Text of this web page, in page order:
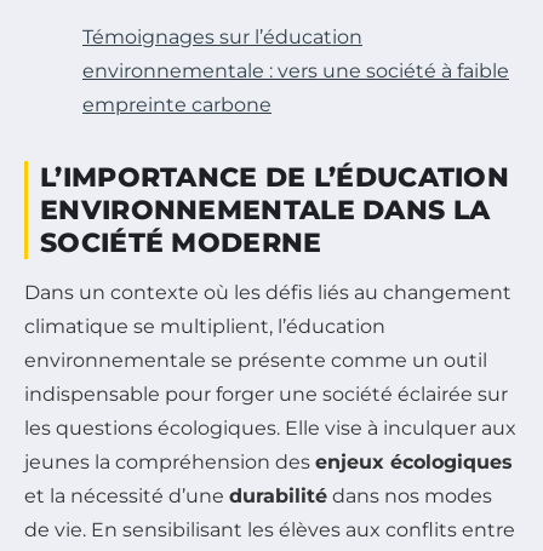
Témoignages sur l’éducation
environnementale : vers une société à faible
empreinte carbone
L’IMPORTANCE DE L’ÉDUCATION
ENVIRONNEMENTALE DANS LA
SOCIÉTÉ MODERNE
Dans un contexte où les défis liés au changement
climatique se multiplient, l’éducation
environnementale se présente comme un outil
indispensable pour forger une société éclairée sur
les questions écologiques. Elle vise à inculquer aux
jeunes la compréhension des enjeux écologiques
et la nécessité d’une durabilité dans nos modes
de vie. En sensibilisant les élèves aux conflits entre